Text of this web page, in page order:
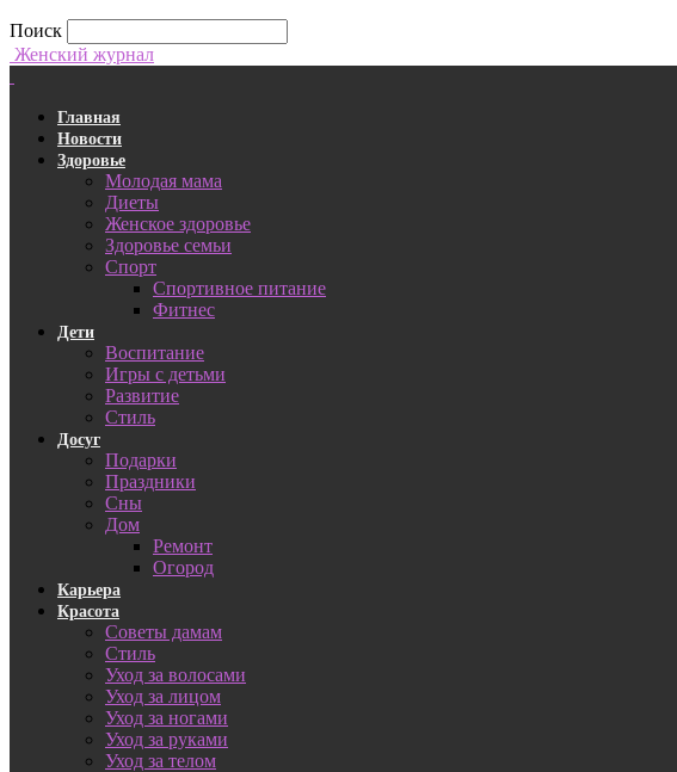
Поиск
Женский журнал
Главная
Новости
Здоровье
Молодая мама
Диеты
Женское здоровье
Здоровье семьи
Спорт
Спортивное питание
Фитнес
Дети
Воспитание
Игры с детьми
Развитие
Стиль
Досуг
Подарки
Праздники
Сны
Дом
Ремонт
Огород
Карьера
Красота
Советы дамам
Стиль
Уход за волосами
Уход за лицом
Уход за ногами
Уход за руками
Уход за телом